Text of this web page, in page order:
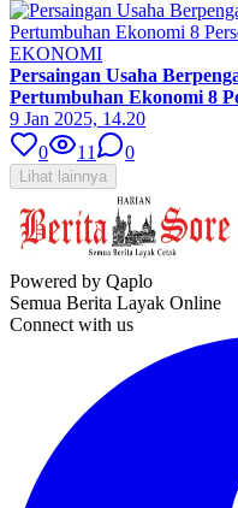
EKONOMI
Persaingan Usaha
Pertumbuhan Ekonomi 8
9 Jan 2025, 14.20
0
11 0
Lihat lainnya
Powered by Qaplo
Semua Berita Layak Online
Connect with us